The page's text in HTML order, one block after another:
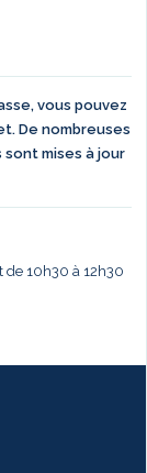
vous pouvez
De nombreuses
mises à jour
de 10h30 à 12h30